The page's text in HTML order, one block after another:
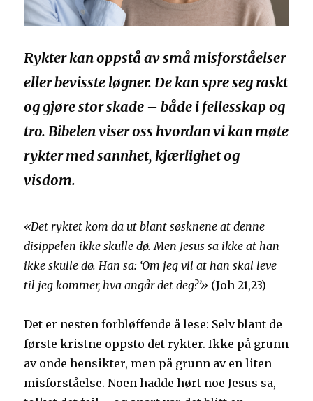
Rykter kan oppstå av små misforståelser
eller bevisste løgner. De kan spre seg raskt
og gjøre stor skade – både i fellesskap og
tro. Bibelen viser oss hvordan vi kan møte
rykter med sannhet, kjærlighet og
visdom.
«Det ryktet kom da ut blant søsknene at denne
disippelen ikke skulle dø. Men Jesus sa ikke at han
ikke skulle dø. Han sa: ‘Om jeg vil at han skal leve
til jeg kommer, hva angår det deg?’» (Joh 21,23)
Det er nesten forbløffende å lese: Selv blant de
første kristne oppsto det rykter. Ikke på grunn
av onde hensikter, men på grunn av en liten
misforståelse. Noen hadde hørt noe Jesus sa,